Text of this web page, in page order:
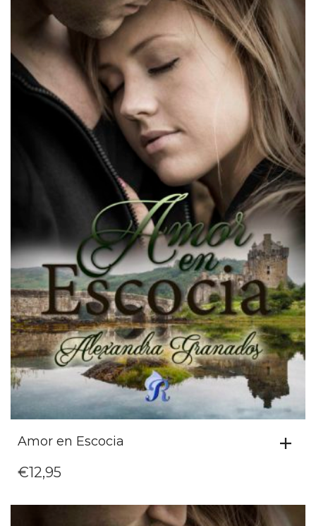
Amor en Escocia
€12,95